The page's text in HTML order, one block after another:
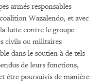
armés responsables
Wazalendo, et avec
lutte contre le groupe
civils ou militaires
dans le soutien à de tels
de leurs fonctions,
être poursuivis de manière